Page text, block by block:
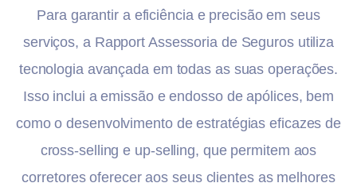
Para garantir a eficiência e precisão em seus
serviços, a Rapport Assessoria de Seguros utiliza
tecnologia avançada em todas as suas operações.
Isso inclui a emissão e endosso de apólices, bem
como o desenvolvimento de estratégias eficazes de
cross-selling e up-selling, que permitem aos
corretores oferecer aos seus clientes as melhores